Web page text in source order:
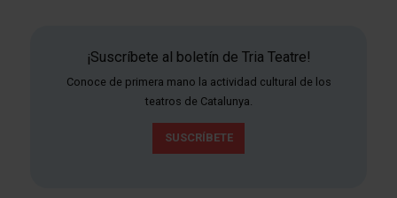
¡Suscríbete al boletín de Tria Teatre!
Conoce de primera mano la actividad cultural de los
teatros de Catalunya.
SUSCRÍBETE